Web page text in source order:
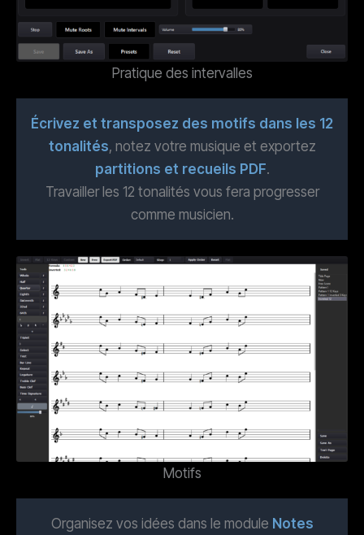
Pratique des intervalles
Écrivez et transposez des motifs dans les 12
tonalités, notez votre musique et exportez
partitions et recueils PDF.
Travailler les 12 tonalités vous fera progresser
comme musicien.
Motifs
Organisez vos idées dans le module Notes